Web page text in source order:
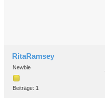
RitaRamsey
Newbie
Beiträge: 1